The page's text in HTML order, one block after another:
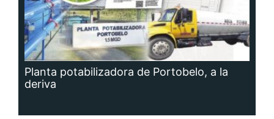
Planta potabilizadora de Portobelo, a la
deriva